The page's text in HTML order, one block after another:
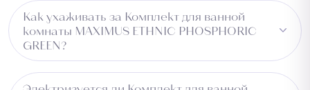
Рекомендуем проверить зазор под дверью перед
установкой.
Как ухаживать за Комплект для ванной
комнаты MAXIMUS ETHNIC PHOSPHORIC
GREEN?
Достаточно регулярной чистки пылесосом. Изделие